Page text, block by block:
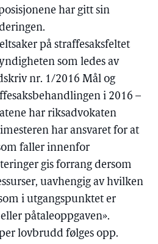
har gitt sin
på straffesaksfeltet
som ledes av
nr. 1/2016 Mål og
i 2016 –
har riksadvokaten
har ansvaret for at
faller innenfor
gis forrang dersom
uavhengig av hvilken
i utgangspunktet er
påtaleoppgaven».
lovbrudd følges opp.